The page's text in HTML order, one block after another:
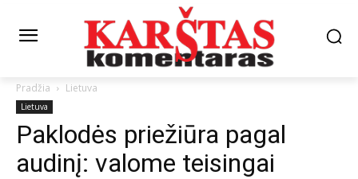
Pradžia Lietuva
Lietuva
Paklodės priežiūra pagal
audinį: valome teisingai